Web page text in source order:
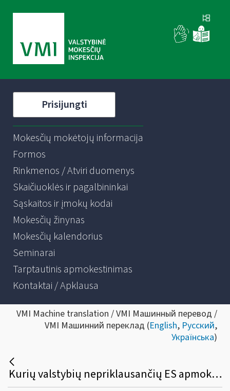
Prisijungti
Mokesčių mokėtojų informacija
Formos
Rinkmenos / Atviri duomenys
Skaičiuoklės ir pagalbininkai
Sąskaitos ir įmokų kodai
Mokesčių žinynas
Mokesčių kalendorius
Seminarai
Tarptautinis apmokestinimas
Kontaktai / Apklausa
VMI Machine translation / VMI Машинный перевод /
VMI Машинний переклад (English, Русский,
Українська)
Kurių valstybių nepriklausančių ES apmokestinamieji asmenys gali kreiptis dėl Lietuvoje sumokėto PVM susigrąžinimo?